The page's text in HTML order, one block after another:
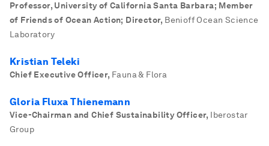
Professor, University of California Santa Barbara; Member
of Friends of Ocean Action; Director, Benioff Ocean Science
Laboratory
Kristian Teleki
Chief Executive Officer, Fauna & Flora
Gloria Fluxa Thienemann
Vice-Chairman and Chief Sustainability Officer, Iberostar
Group